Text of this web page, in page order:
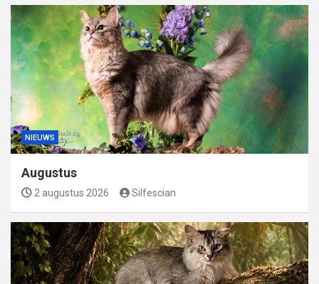
NIEUWS
Augustus
2 augustus 2026 Silfescian